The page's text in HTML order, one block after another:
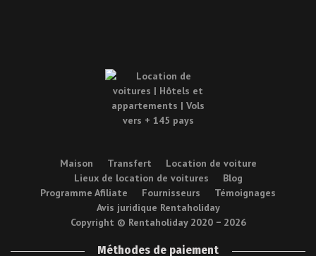
Maison Transfert
Location de voiture
Lieux de location de voitures
Blog
Programme Afiliate
Fournisseurs
Témoignages
Avis juridique Rentaholiday
Copyright © Rentaholiday 2020 − 2026
Méthodes de paiement